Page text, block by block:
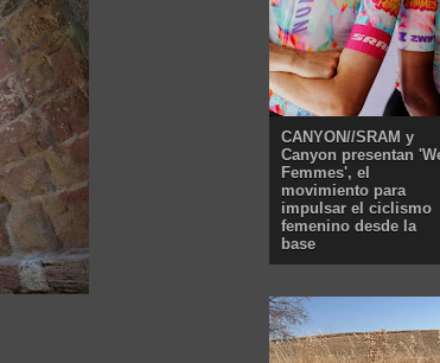
CANYON//SRAM y
Canyon presentan
Femmes', el
movimiento para
impulsar el ciclismo
femenino desde la
base